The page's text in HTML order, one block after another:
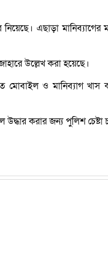
এছাড়া মানিব্যাগের
উল্লেখ করা হয়েছে।
মোবাইল ও মানিব্যাগ
করার জন্য পুলিশ চেষ্টা